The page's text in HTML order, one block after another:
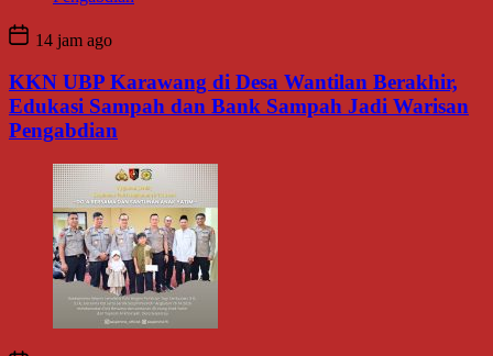
14 jam ago
KKN UBP Karawang di Desa Wantilan Berakhir,
Edukasi Sampah dan Bank Sampah Jadi Warisan
Pengabdian